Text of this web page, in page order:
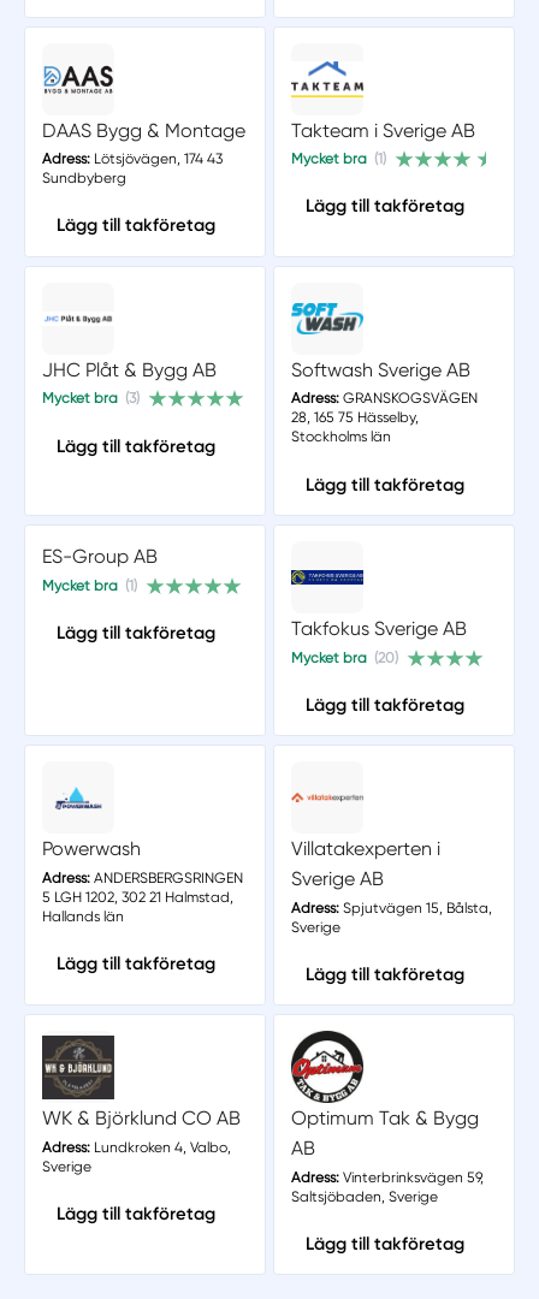
DAAS Bygg & Montage
Adress:Lötsjövägen, 174 43
Sundbyberg
Lägg till takföretag
Takteam i Sverige AB
Mycket bra (1)
Lägg till takföretag
JHC Plåt & Bygg AB
Mycket bra (3)
Lägg till takföretag
Softwash Sverige AB
Adress:GRANSKOGSVÄGEN
28, 165 75 Hässelby,
Stockholms län
Lägg till takföretag
ES-Group AB
Mycket bra (1)
Lägg till takföretag Takfokus Sverige AB
Mycket bra (20)
Lägg till takföretag
Powerwash
Adress:ANDERSBERGSRINGEN
5 LGH 1202, 302 21 Halmstad,
Hallands län
Lägg till takföretag
Villatakexperten i
Sverige AB
Adress:Spjutvägen 15, Bålsta,
Sverige
Lägg till takföretag
WK & Björklund CO AB
Adress:Lundkroken 4, Valbo,
Sverige
Lägg till takföretag
Optimum Tak & Bygg
AB
Adress:Vinterbrinksvägen 59,
Saltsjöbaden, Sverige
Lägg till takföretag